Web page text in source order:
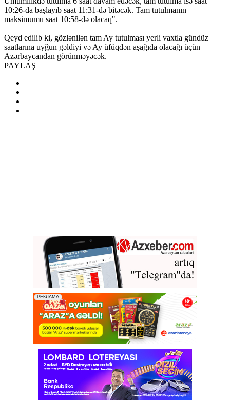
10:26-da başlayıb saat 11:31-də bitəcək. Tam tutulmanın
maksimumu saat 10:58-də olacaq".
Qeyd edilib ki, gözlənilən tam Ay tutulması yerli vaxtla gündüz
saatlarına uyğun gəldiyi və Ay üfüqdən aşağıda olacağı üçün
Azərbaycandan görünməyəcək.
PAYLAŞ